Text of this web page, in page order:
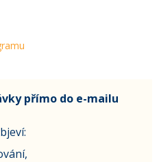
přímo do e-mailu